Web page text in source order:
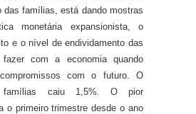
das famílias, está dando mostras
monetária expansionista, o
e o nível de endividamento das
com a economia quando
com o futuro. O
famílias caiu 1,5%. O pior
o primeiro trimestre desde o ano